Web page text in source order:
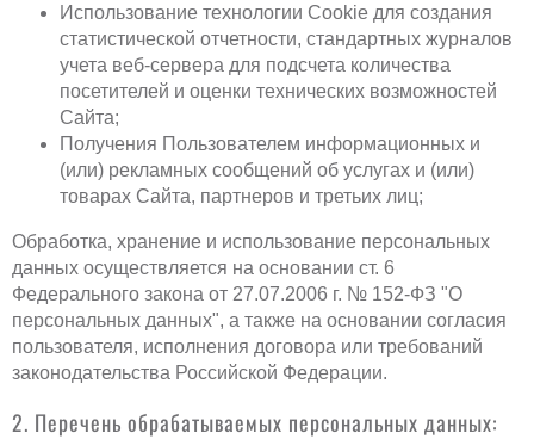
Использование технологии Cookie для создания
статистической отчетности, стандартных журналов
учета веб-сервера для подсчета количества
посетителей и оценки технических возможностей
Сайта;
Получения Пользователем информационных и
(или) рекламных сообщений об услугах и (или)
товарах Сайта, партнеров и третьих лиц;
Обработка, хранение и использование персональных
данных осуществляется на основании ст. 6
Федерального закона от 27.07.2006 г. № 152-ФЗ "О
персональных данных", а также на основании согласия
пользователя, исполнения договора или требований
законодательства Российской Федерации.
2. Перечень обрабатываемых персональных данных: